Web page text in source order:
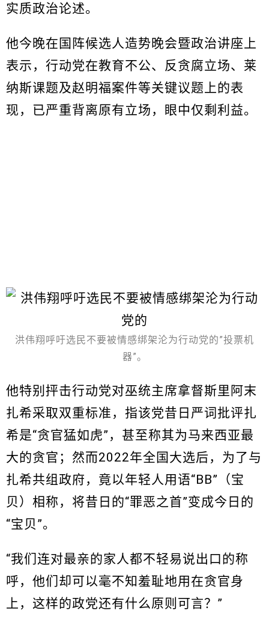
实质政治论述。
他今晚在国阵候选人造势晚会暨政治讲座上
表示，行动党在教育不公、反贪腐立场、莱
纳斯课题及赵明福案件等关键议题上的表
现，已严重背离原有立场，眼中仅剩利益。
洪伟翔呼吁选民不要被情感绑架沦为行动党的”投票机
器”。
他特别抨击行动党对巫统主席拿督斯里阿末
扎希采取双重标准，指该党昔日严词批评扎
希是“贪官猛如虎”，甚至称其为马来西亚最
大的贪官；然而2022年全国大选后，为了与
扎希共组政府，竟以年轻人用语“BB”（宝
贝）相称，将昔日的“罪恶之首”变成今日的
“宝贝”。
“我们连对最亲的家人都不轻易说出口的称
呼，他们却可以毫不知羞耻地用在贪官身
上，这样的政党还有什么原则可言？”